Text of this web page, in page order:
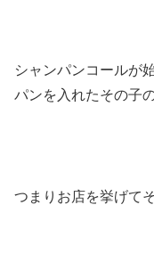
シャンパンコールが
パンを入れたその子
つまりお店を挙げて